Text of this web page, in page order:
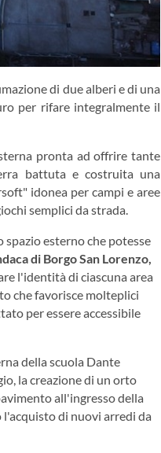
di due alberi e di una
per rifare integralmente il
pronta ad offrire tante
battuta e costruita una
idonea per campi e aree
semplici da strada.
esterno che potesse
di Borgo San Lorenzo,
l'identità di ciascuna area
che favorisce molteplici
per essere accessibile
della scuola Dante
la creazione di un orto
all'ingresso della
di nuovi arredi da